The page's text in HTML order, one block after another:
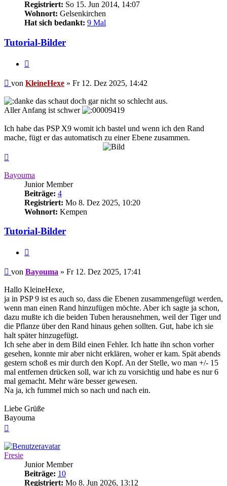
Registriert: So 15. Jun 2014, 14:07
Wohnort: Gelsenkirchen
Hat sich bedankt: 9 Mal
Tutorial-Bilder
Beitrag
von KleineHexe » Fr 12. Dez 2025, 14:42
das schaut doch gar nicht so schlecht aus.
Aller Anfang ist schwer
Ich habe das PSP X9 womit ich bastel und wenn ich den Rand
mache, fügt er das automatisch zu einer Ebene zusammen.
Bayouma
Junior Member
Beiträge: 4
Registriert: Mo 8. Dez 2025, 10:20
Wohnort: Kempen
Tutorial-Bilder
Beitrag
von Bayouma » Fr 12. Dez 2025, 17:41
Hallo KleineHexe,
ja in PSP 9 ist es auch so, dass die Ebenen zusammengefügt werden,
wenn man einen Rand hinzufügen möchte. Aber ich sagte ja schon,
dazu mußte ich die beiden Tuben herausnehmen, weil der Tiger und
die Pflanze über den Rand hinaus gehen sollten. Gut, habe ich sie
halt später hinzugefügt.
Ich sehe aber in dem Bild einen Fehler. Ich hatte ihn schon vorher
gesehen, konnte mir aber nicht erklären, woher er kam. Spät abends
gestern schoß es mir durch den Kopf. An der Stelle, wo man +/- 15
mal entfernen drücken soll, war ich zu vorsichtig und habe es nur 6
mal gemacht. Mehr wäre besser gewesen.
Na ja, ich fummel mich so nach und nach ein.
Liebe Grüße
Bayouma
Fresie
Junior Member
Beiträge: 10
Registriert: Mo 8. Jun 2026, 13:12